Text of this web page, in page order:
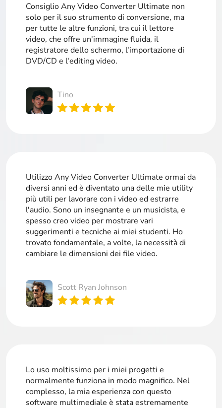
Consiglio Any Video Converter Ultimate non
solo per il suo strumento di conversione, ma
per tutte le altre funzioni, tra cui il lettore
video, che offre un'immagine fluida, il
registratore dello schermo, l'importazione di
DVD/CD e l'editing video.
Tino
Utilizzo Any Video Converter Ultimate ormai da
diversi anni ed è diventato una delle mie utility
più utili per lavorare con i video ed estrarre
l'audio. Sono un insegnante e un musicista, e
spesso creo video per mostrare vari
suggerimenti e tecniche ai miei studenti. Ho
trovato fondamentale, a volte, la necessità di
cambiare le dimensioni dei file video.
Scott Ryan Johnson
Lo uso moltissimo per i miei progetti e
normalmente funziona in modo magnifico. Nel
complesso, la mia esperienza con questo
software multimediale è stata estremamente